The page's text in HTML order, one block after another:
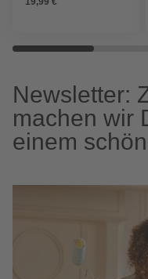
Newsletter:
machen wir
einem